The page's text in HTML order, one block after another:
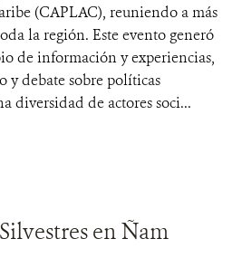
(CAPLAC), reuniendo a más
la región. Este evento generó
de información y experiencias,
y debate sobre políticas
diversidad de actores soci...
en Ñam